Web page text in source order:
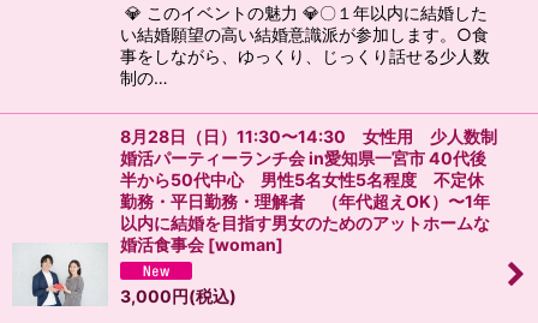
💎 このイベントの魅力 💎〇１年以内に結婚した
い結婚願望の高い結婚意識派が参加します。○食
事をしながら、ゆっくり、じっくり話せる少人数
制の…
8月28日（日）11:30〜14:30 女性用 少人数制
婚活パーティーランチ会 in愛知県一宮市 40代後
半から50代中心 男性5名女性5名程度 不定休
勤務・平日勤務・理解者 （年代超えOK）〜1年
以内に結婚を目指す男女のためのアットホームな
婚活食事会 [woman]
3,000 円(税込)